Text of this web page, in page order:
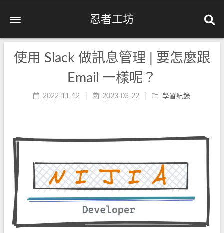
忍者工坊
使用 Slack 做訊息管理 | 要怎麼跟
Email 一樣呢？
2022-11-12 2023-03-22 學習紀錄